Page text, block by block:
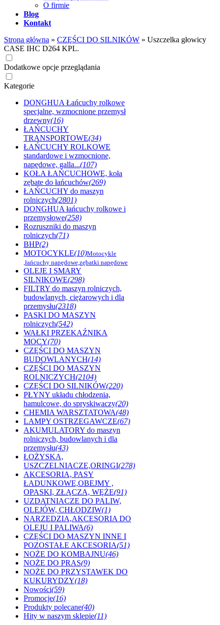
O firmie
Blog
Kontakt
Strona główna » CZĘŚCI DO SILNIKÓW » Uszczelka głowicy
CASE IHC D264 KPL.
Dodatkowe opcje przeglądania
Kategorie
DONGHUA Łańcuchy rolkowe
specjalne, wzmocnione przemysł
drzewny(16)
ŁAŃCUCHY
TRANSPORTOWE(34)
ŁAŃCUCHY ROLKOWE
standardowe i wzmocnione,
napędowe, galla...(107)
KOŁA ŁAŃCUCHOWE, koła
zębate do łańcuchów(269)
ŁAŃCUCHY do maszyn
rolniczych(2801)
DONGHUA łańcuchy rolkowe i
przemysłowe(258)
Rozruszniki do maszyn
rolniczych(71)
BHP(2)
MOTOCYKLE(10)Motocykle
,łańcuchy napędowe,zębatki napędowe
OLEJE I SMARY
SILNIKOWE(298)
FILTRY do maszyn rolniczych,
budowlanych, ciężarowych i dla
przemysłu(2318)
PASKI DO MASZYN
rolniczych(542)
WAŁKI PRZEKAŹNIKA
MOCY(70)
CZĘŚCI DO MASZYN
BUDOWLANYCH(14)
CZĘŚCI DO MASZYN
ROLNICZYCH(2104)
CZĘŚCI DO SILNIKÓW(220)
PŁYNY układu chłodzenia,
hamulcowe, do spryskiwaczy(20)
CHEMIA WARSZTATOWA(48)
LAMPY OSTRZEGAWCZE(67)
AKUMULATORY do maszyn
rolniczych, budowlanych i dla
przemysłu(43)
ŁOŻYSKA,
USZCZELNIACZE,ORINGI(278)
AKCESORIA, PASY
ŁADUNKOWE,OBEJMY ,
OPASKI, ZŁĄCZA, WĘŻE(91)
UZDATNIACZE DO PALIW,
OLEJÓW, CHŁODZIW(1)
NARZEDZIA,AKCESORIA DO
OLEJU I PALIWA(6)
CZĘŚCI DO MASZYN INNE I
POZOSTAŁE AKCESORIA(51)
NOŻE DO KOMBAJNU(46)
NOŻE DO PRAS(9)
NOŻE DO PRZYSTAWEK DO
KUKURYDZY(18)
Nowości(59)
Promocje(16)
Produkty polecane(40)
Hity w naszym sklepie(11)